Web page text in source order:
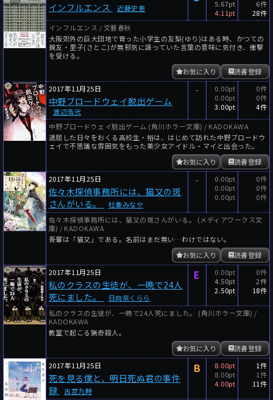
インフルエンス 近藤史恵
5.67pt
4.11pt
6件
28件
インフルエンス / 文藝春秋
大阪郊外の巨大団地で育った小学生の友梨(ゆり)はある時、かつての
親友・里子(さとこ)が無邪気に語っていた言葉の意味に気付き、衝撃
を受ける。
読書登録
お気に入り
2017年11月25日
中野ブロードウェイ脱出ゲーム
渡辺浩弐
-
0.00pt
0.00pt
3.00pt
0件
0件
4件
中野ブロードウェイ脱出ゲーム (角川ホラー文庫) / KADOKAWA
退屈した日々をおくる高校生・裕は、はじめて訪れた中野ブロードウ
ェイで不思議な雰囲気をもった美少女アイドル・マイと出会った。
読書登録
お気に入り
2017年11月25日
佐々木探偵事務所には、猫又の斑
さんがいる。
杜奏みなや
-
0.00pt
0.00pt
0.00pt
0件
0件
0件
佐々木探偵事務所には、猫又の斑さんがいる。 (メディアワークス文
庫) / KADOKAWA
吾輩は「猫又」である。名前はまだ無い…わけではない。
読書登録
お気に入り
2017年11月25日
私のクラスの生徒が、一晩で24人
死にました。
日向奈くらら
E
0.00pt
4.50pt
2.50pt
0件
2件
18件
私のクラスの生徒が、一晩で24人死にました。 (角川ホラー文庫) /
KADOKAWA
教室で起こる猟奇殺人。
読書登録
お気に入り
2017年11月25日
死を見る僕と、明日死ぬ君の事件
録
古宮九時
B
8.00pt
8.00pt
4.00pt
1件
1件
11件